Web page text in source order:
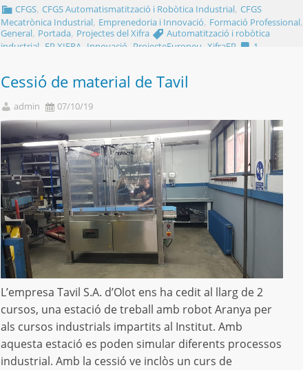
CFGS,CFGS Automatismatització i Robòtica Industrial,CFGS
Mecatrònica Industrial, Emprenedoria i Innovació, Formació Professional,
General, Portada, Projectes del Xifra
Automatització i robòtica
industrial FP.XIFRA Innovació ProjecteEuropeu XifraFP 1
Cessió de material de Tavil
admin 07/10/19
L’empresa Tavil S.A. d’Olot ens ha cedit al llarg de 2
cursos, una estació de treball amb robot Aranya per
als cursos industrials impartits al Institut. Amb
aquesta estació es poden simular diferents processos
industrial. Amb la cessió ve inclòs un curs de